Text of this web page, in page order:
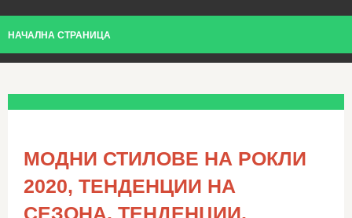
НАЧАЛНА СТРАНИЦА
МОДНИ СТИЛОВЕ НА РОКЛИ
2020, ТЕНДЕНЦИИ НА
СЕЗОНА, ТЕНДЕНЦИИ,